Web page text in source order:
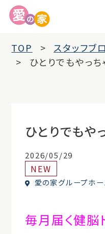
TOP
スタッフブ
ひとりでもやっ
ひとりでもや
2026/05/29
NEW
愛の家グループホ
毎月届く健脳